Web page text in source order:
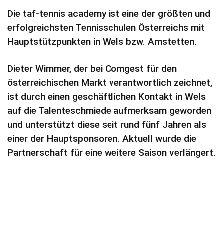
Die taf-tennis academy ist eine der größten und
erfolgreichsten Tennisschulen Österreichs mit
Hauptstützpunkten in Wels bzw. Amstetten.
Dieter Wimmer, der bei Comgest für den
österreichischen Markt verantwortlich zeichnet,
ist durch einen geschäftlichen Kontakt in Wels
auf die Talenteschmiede aufmerksam geworden
und unterstützt diese seit rund fünf Jahren als
einer der Hauptsponsoren. Aktuell wurde die
Partnerschaft für eine weitere Saison verlängert.